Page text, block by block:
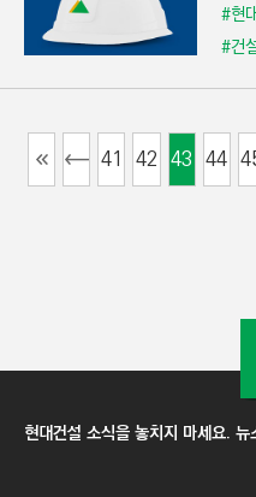
#현
#건
41 42 43 44
현대건설 소식을 놓치지 마세요.